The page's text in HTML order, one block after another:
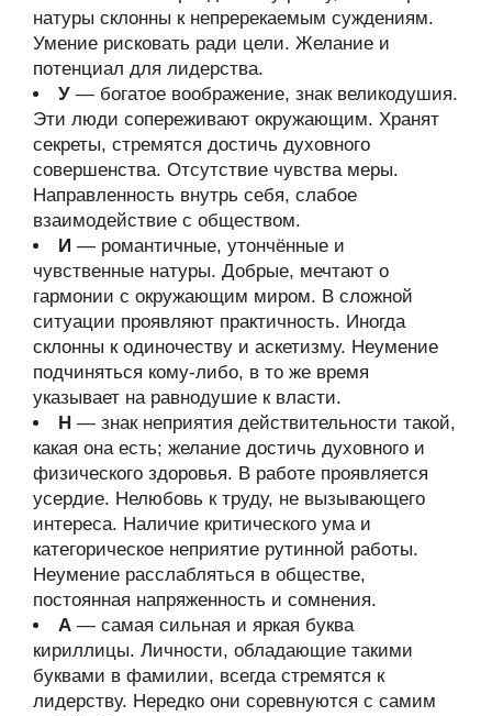
натуры склонны к непререкаемым суждениям.
Умение рисковать ради цели. Желание и
потенциал для лидерства.
У — богатое воображение, знак великодушия.
Эти люди сопереживают окружающим. Хранят
секреты, стремятся достичь духовного
совершенства. Отсутствие чувства меры.
Направленность внутрь себя, слабое
взаимодействие с обществом.
И — романтичные, утончённые и
чувственные натуры. Добрые, мечтают о
гармонии с окружающим миром. В сложной
ситуации проявляют практичность. Иногда
склонны к одиночеству и аскетизму. Неумение
подчиняться кому-либо, в то же время
указывает на равнодушие к власти.
Н — знак неприятия действительности такой,
какая она есть; желание достичь духовного и
физического здоровья. В работе проявляется
усердие. Нелюбовь к труду, не вызывающего
интереса. Наличие критического ума и
категорическое неприятие рутинной работы.
Неумение расслабляться в обществе,
постоянная напряженность и сомнения.
А — самая сильная и яркая буква
кириллицы. Личности, обладающие такими
буквами в фамилии, всегда стремятся к
лидерству. Нередко они соревнуются с самим